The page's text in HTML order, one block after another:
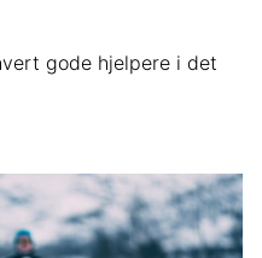
gode hjelpere i det